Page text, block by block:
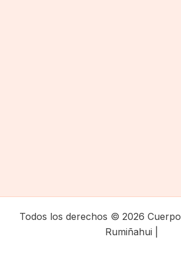
Todos los derechos © 2026
Rumiñahui |